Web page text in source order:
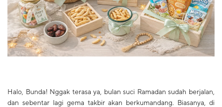
​Halo, Bunda! Nggak terasa ya, bulan suci Ramadan sudah berjalan,
dan sebentar lagi gema takbir akan berkumandang. Biasanya, di